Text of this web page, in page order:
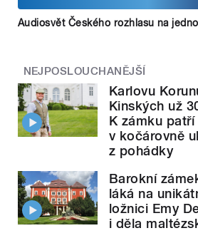
Audiosvět Českého rozhlasu na
NEJPOSLOUCHANĚJŠÍ
Karlovu
Kinských už
K zámku patří
v kočárovně
z pohádky
Barokní
láká na
ložnici Emy
i děla